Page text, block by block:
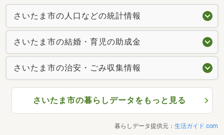
さいたま市の人口などの統計情報
さいたま市の結婚・育児の助成金
さいたま市の治安・ごみ収集情報
さいたま市の暮らしデータをもっと見る
暮らしデータ提供元： 生活ガイド.com